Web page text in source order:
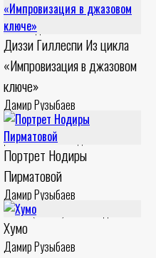
Картон, левкас Шамот, ангоб -
1994 год
Диззи Гиллеспи Из цикла
«Импровизация в джазовом
ключе»
Дамир Рузыбаев
Холст, масло Шамот, ангобы,
роспись - 1993 год
Портрет Нодиры
Пирматовой
Дамир Рузыбаев
Шамот (48x25) - 2017 год
Хумо
Дамир Рузыбаев